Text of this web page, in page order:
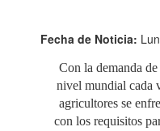
Fecha de Noticia:
Con la demanda
nivel mundial cada
agricultores se
con los requisitos